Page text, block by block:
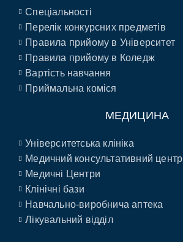
Спеціальності
Перелік конкурсних предметів
Правила прийому в Університет
Правила прийому в Коледж
Вартість навчання
Приймальна коміся
МЕДИЦИНА
Університетська клініка
Медичний консультативний центр
Медичні Центри
Клінічні бази
Навчально-виробнича аптека
Лікувальний відділ